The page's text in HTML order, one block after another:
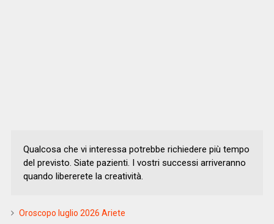
Qualcosa che vi interessa potrebbe richiedere più tempo
del previsto. Siate pazienti. I vostri successi arriveranno
quando libererete la creatività.
Oroscopo luglio 2026 Ariete